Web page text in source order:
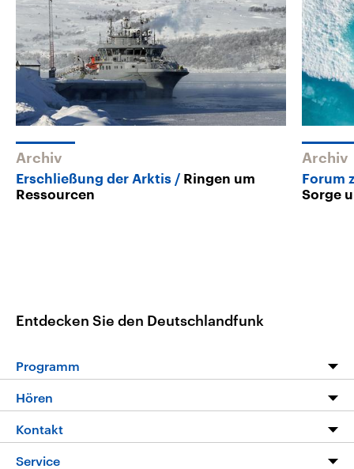
Archiv
Erschließung der Arktis
Ringen um
Ressourcen
Archiv
Forum
Sorge
Entdecken Sie den Deutschlandfunk
Programm
Programm
Die Nachrichten
Hören
Livestream
Kontakt
Hörerservice
Service